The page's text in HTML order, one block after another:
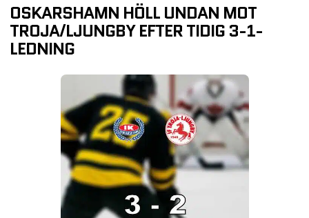
OSKARSHAMN HÖLL UNDAN MOT
TROJA/LJUNGBY EFTER TIDIG 3-1-
LEDNING